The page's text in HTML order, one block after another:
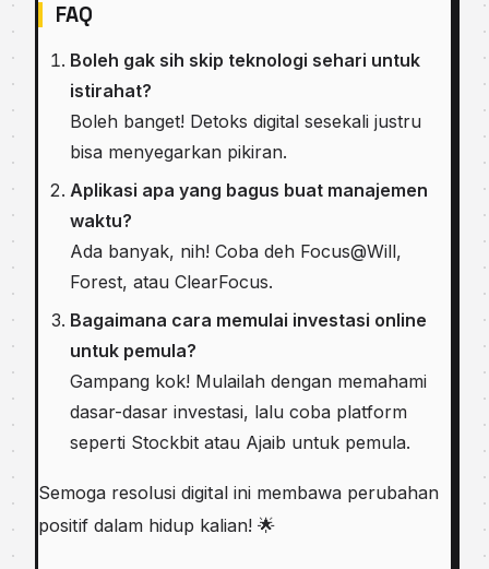
FAQ
Boleh gak sih skip teknologi sehari untuk
istirahat?
Boleh banget! Detoks digital sesekali justru
bisa menyegarkan pikiran.
Aplikasi apa yang bagus buat manajemen
waktu?
Ada banyak, nih! Coba deh Focus@Will,
Forest, atau ClearFocus.
Bagaimana cara memulai investasi online
untuk pemula?
Gampang kok! Mulailah dengan memahami
dasar-dasar investasi, lalu coba platform
seperti Stockbit atau Ajaib untuk pemula.
Semoga resolusi digital ini membawa perubahan
positif dalam hidup kalian! 🌟